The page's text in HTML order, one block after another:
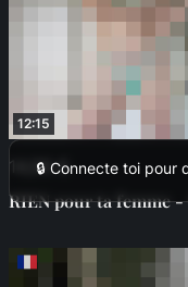
12:15
🔒 Connecte toi pour
14,99 €
RIEN pour ta femme